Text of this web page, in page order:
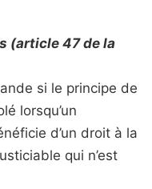
(article 47 de la
si le principe de
lorsqu’un
d’un droit à la
qui n’est